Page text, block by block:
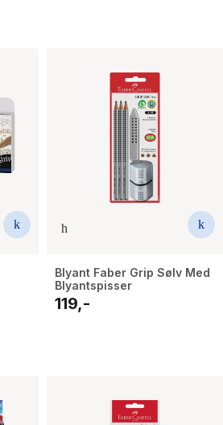
Blyant Faber Grip Sølv Med
Blyantspisser
119,-